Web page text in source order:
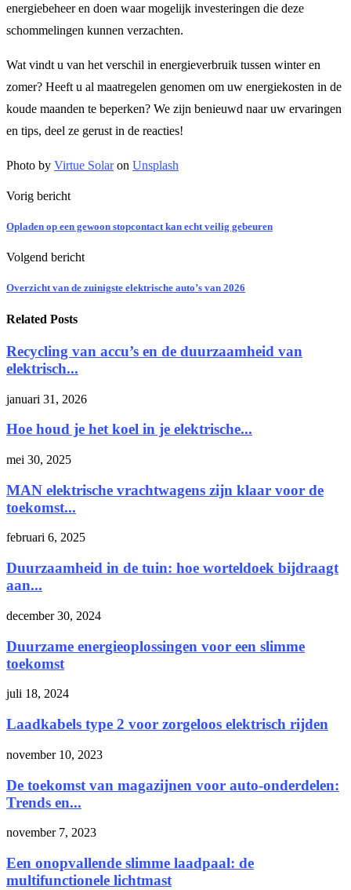
energiebeheer en doen waar mogelijk investeringen die deze
schommelingen kunnen verzachten.
Wat vindt u van het verschil in energieverbruik tussen winter en
zomer? Heeft u al maatregelen genomen om uw energiekosten in de
koude maanden te beperken? We zijn benieuwd naar uw ervaringen
en tips, deel ze gerust in de reacties!
Photo by Virtue Solaron Unsplash
Vorig bericht
Opladen op een gewoon stopcontact kan echt veilig gebeuren
Volgend bericht
Overzicht van de zuinigste elektrische auto’s van 2026
Related Posts
Recycling van accu’s en de duurzaamheid van
elektrisch...
januari 31, 2026
Hoe houd je het koel in je elektrische...
mei 30, 2025
MAN elektrische vrachtwagens zijn klaar voor de
toekomst...
februari 6, 2025
Duurzaamheid in de tuin: hoe worteldoek bijdraagt
aan...
december 30, 2024
Duurzame energieoplossingen voor een slimme
toekomst
juli 18, 2024
Laadkabels type 2 voor zorgeloos elektrisch rijden
november 10, 2023
De toekomst van magazijnen voor auto-onderdelen:
Trends en...
november 7, 2023
Een onopvallende slimme laadpaal: de
multifunctionele lichtmast